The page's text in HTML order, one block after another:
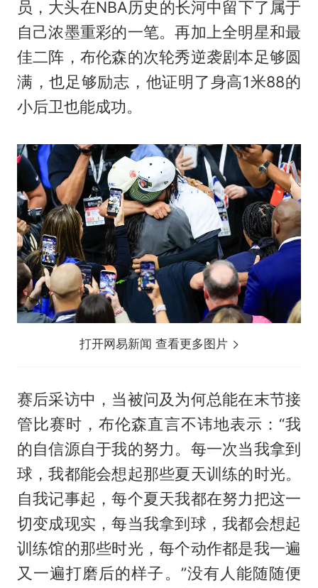
员，大头在NBA历史的长河中留下了属于
自己浓墨重彩的一笔。再加上全明星和最
佳二阵，布伦森的次轮秀逆袭剧本足够圆
满，也足够励志，他证明了身高1米88的
小后卫也能成功。
打开网易新闻 查看更多图片
赛后采访中，当被问及为何总能在末节接
管比赛时，布伦森直言不讳地表示：“我
的自信源自于我的努力。每一次当我拿到
球，我都能会想起那些夏天训练的时光。
自我记事起，每个夏天我都在努力把这一
切变成现实，每当我拿到球，我都会想起
训练馆的那些时光，每个动作都是我一遍
又一遍打磨后的样子。”没有人能随随便